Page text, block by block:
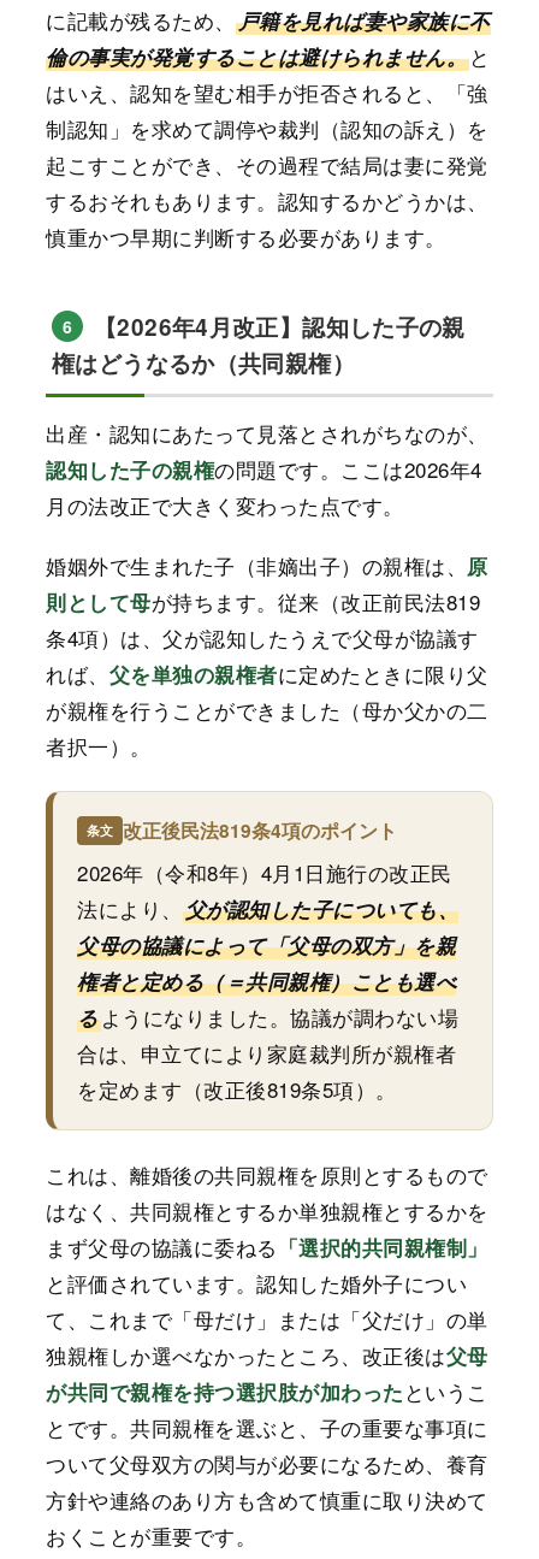
に記載が残るため、
戸籍を見れば妻や家族に不
倫の事実が発覚することは避けられません。と
はいえ、認知を望む相手が拒否されると、「強
制認知」を求めて調停や裁判（認知の訴え）を
起こすことができ、その過程で結局は妻に発覚
するおそれもあります。認知するかどうかは、
慎重かつ早期に判断する必要があります。
6
【2026年4月改正】認知した子の親
権はどうなるか（共同親権）
出産・認知にあたって見落とされがちなのが、
認知した子の親権の問題です。ここは2026年4
月の法改正で大きく変わった点です。
婚姻外で生まれた子（非嫡出子）の親権は、 原
則として母が持ちます。従来（改正前民法819
条4項）は、父が認知したうえで父母が協議す
れば、 父を単独の親権者に定めたときに限り父
が親権を行うことができました（母か父かの二
者択一）。
改正後民法819条4項のポイント
2026年（令和8年）4月1日施行の改正民
法により、
父が認知した子についても、
父母の協議によって「父母の双方」を親
権者と定める（＝共同親権）ことも選べ
るようになりました。協議が調わない場
合は、申立てにより家庭裁判所が親権者
を定めます（改正後819条5項）。
これは、離婚後の共同親権を原則とするもので
はなく、共同親権とするか単独親権とするかを
まず父母の協議に委ねる 「選択的共同親権制」
と評価されています。認知した婚外子につい
て、これまで「母だけ」または「父だけ」の単
独親権しか選べなかったところ、改正後は父母
が共同で親権を持つ選択肢が加わった というこ
とです。共同親権を選ぶと、子の重要な事項に
ついて父母双方の関与が必要になるため、養育
方針や連絡のあり方も含めて慎重に取り決めて
おくことが重要です。